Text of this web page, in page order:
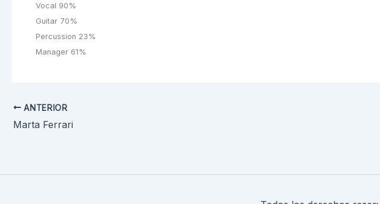
Vocal 90%
Guitar 70%
Percussion 23%
Manager 61%
ANTERIOR
Marta Ferrari